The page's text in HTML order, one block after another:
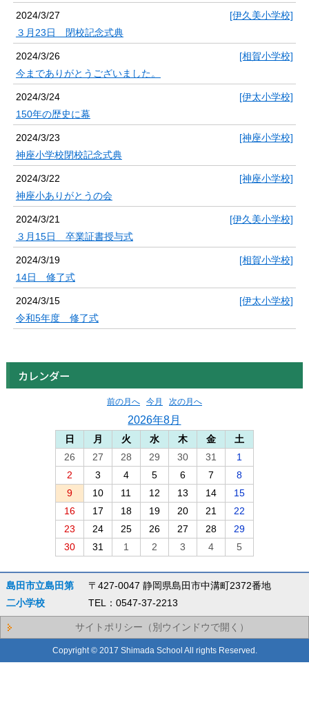
2024/3/27
[伊久美小学校]
３月23日 閉校記念式典
2024/3/26
[相賀小学校]
今までありがとうございました。
2024/3/24
[伊太小学校]
150年の歴史に幕
2024/3/23
[神座小学校]
神座小学校閉校記念式典
2024/3/22
[神座小学校]
神座小ありがとうの会
2024/3/21
[伊久美小学校]
３月15日 卒業証書授与式
2024/3/19
[相賀小学校]
14日 修了式
2024/3/15
[伊太小学校]
令和5年度 修了式
カレンダー
前の月へ 今月 次の月へ
2026年8月
日 月 火 水 木 金
土
26
27 28 29 30 31
1
2
3 4 5 6 7
8
9
10 11 12 13 14
15
16
17 18 19 20 21
22
23
24 25 26 27 28
29
30
31 1 2 3 4 5
島田市立島田第
二小学校
〒427-0047 静岡県島田市中溝町2372番地
TEL：0547-37-2213
サイトポリシー（別ウインドウで開く）
Copyright © 2017 Shimada School All rights Reserved.